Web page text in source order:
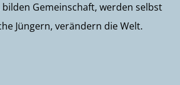
Gemeinschaft, werden selbst
Jüngern, verändern die Welt.